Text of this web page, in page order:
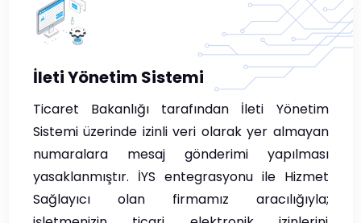
İleti Yönetim Sistemi
Ticaret Bakanlığı tarafından İleti Yönetim
Sistemi üzerinde izinli veri olarak yer almayan
numaralara mesaj gönderimi yapılması
yasaklanmıştır. İYS entegrasyonu ile Hizmet
Sağlayıcı olan firmamız aracılığıyla;